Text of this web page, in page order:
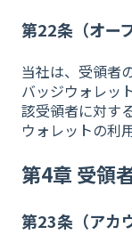
第22条（オー
当社は、受領者
バッジウォレッ
該受領者に対す
ウォレットの利
第4章 受領
第23条（アカ